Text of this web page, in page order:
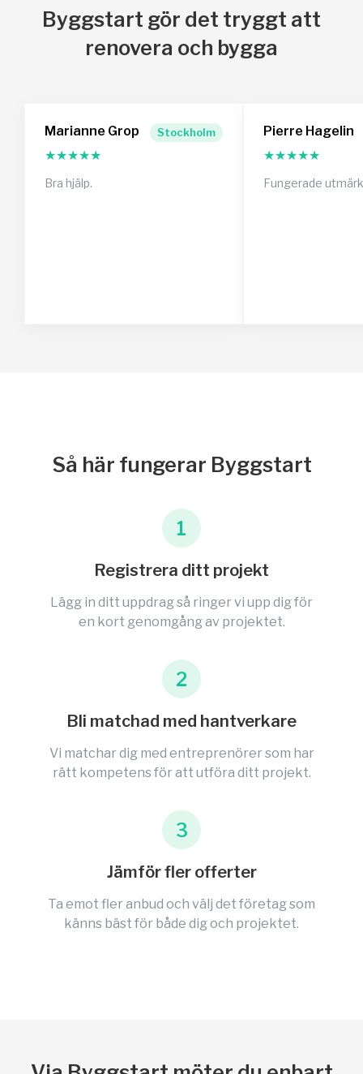
Byggstart gör det tryggt att
renovera och bygga
Marianne Grop Stockholm
★★★★★
Bra hjälp.
Pierre Hagelin
★★★★★
Fungerade
Så här fungerar Byggstart
1
Registrera ditt projekt
Lägg in ditt uppdrag så ringer vi upp dig för
en kort genomgång av projektet.
2
Bli matchad med hantverkare
Vi matchar dig med entreprenörer som har
rätt kompetens för att utföra ditt projekt.
3
Jämför fler offerter
Ta emot fler anbud och välj det företag som
känns bäst för både dig och projektet.